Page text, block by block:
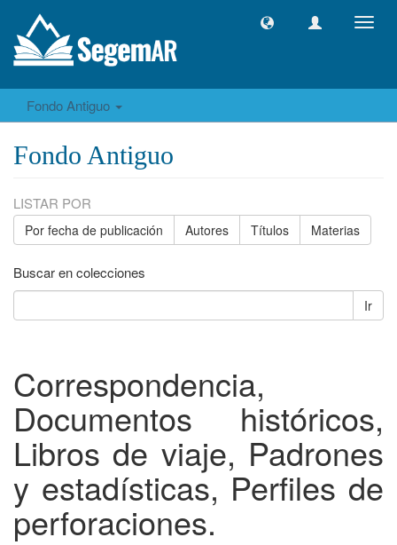
Fondo Antiguo
Fondo Antiguo
LISTAR POR
Por fecha de publicación Autores Títulos Materias
Buscar en colecciones
Ir
Correspondencia,
Documentos históricos,
Libros de viaje, Padrones
y estadísticas, Perfiles de
perforaciones.